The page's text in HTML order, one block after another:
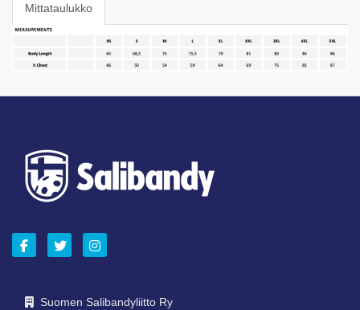
Mittataulukko
Suomen Salibandyliitto Ry